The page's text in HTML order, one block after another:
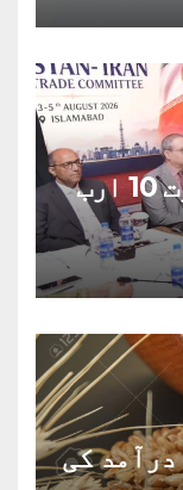
پاک ایران دوطرفہ تجارت 10 ارب
درآمد کی